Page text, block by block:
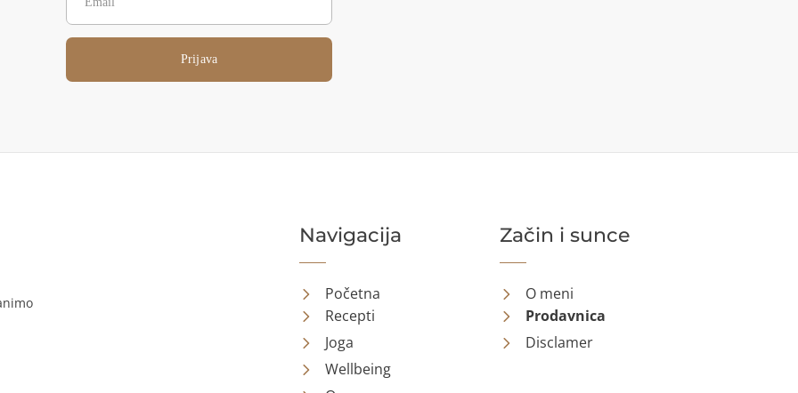
Prijava
Navigacija
Početna
Recepti
Joga
Wellbeing
Začin i sunce
O meni
Prodavnica
Disclamer